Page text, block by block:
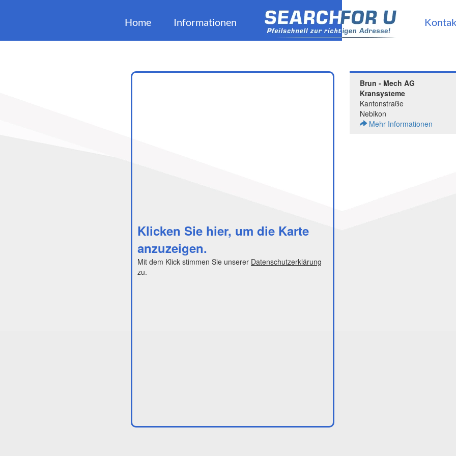
Home Informationen
Klicken Sie hier, um die Karte
anzuzeigen.
Mit dem Klick stimmen Sie unserer Datenschutzerklärung
zu.
Brun - Mech AG
Kransysteme
Kantonstraße
Nebikon
Mehr Informationen